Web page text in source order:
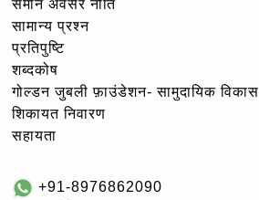
समान अवसर नीति
सामान्य प्रश्न
प्रतिपुष्टि
शब्दकोष
गोल्‍डन जुबली फ़ाउंडेशन- सामुदायिक विकास
शिकायत निवारण
सहायता
+91-8976862090